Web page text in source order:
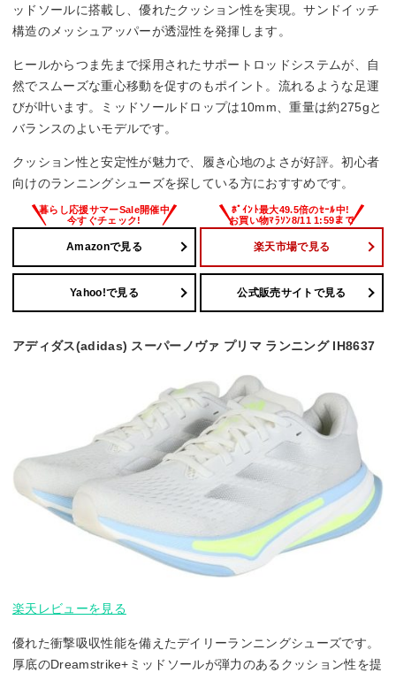
ッドソールに搭載し、優れたクッション性を実現。サンドイッチ
構造のメッシュアッパーが透湿性を発揮します。
ヒールからつま先まで採用されたサポートロッドシステムが、自
然でスムーズな重心移動を促すのもポイント。流れるような足運
びが叶います。ミッドソールドロップは10mm、重量は約275gと
バランスのよいモデルです。
クッション性と安定性が魅力で、履き心地のよさが好評。初心者
向けのランニングシューズを探している方におすすめです。
Amazonで見る 楽天市場で見る
Yahoo!で見る 公式販売サイトで見る
アディダス(adidas) スーパーノヴァ プリマ ランニング IH8637
楽天レビューを見る
優れた衝撃吸収性能を備えたデイリーランニングシューズです。
厚底のDreamstrike+ミッドソールが弾力のあるクッション性を提